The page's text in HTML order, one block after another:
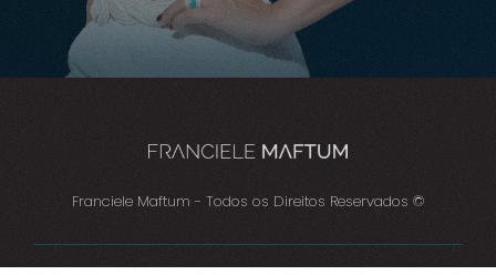
Franciele Maftum - Todos os Direitos Reservados ©